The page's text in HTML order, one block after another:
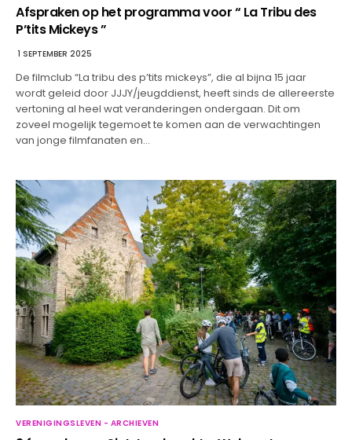
Afspraken op het programma voor “ La Tribu des
P’tits Mickeys ”
1 SEPTEMBER 2025
De filmclub “La tribu des p’tits mickeys”, die al bijna 15 jaar
wordt geleid door JJJY/jeugddienst, heeft sinds de allereerste
vertoning al heel wat veranderingen ondergaan. Dit om
zoveel mogelijk tegemoet te komen aan de verwachtingen
van jonge filmfanaten en…
VERENIGINGSLEVEN - ARCHIEVEN